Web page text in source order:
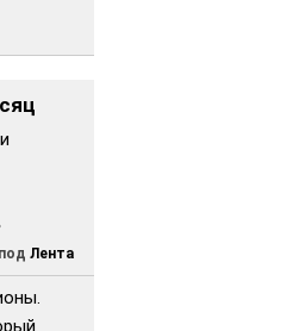
под Лента